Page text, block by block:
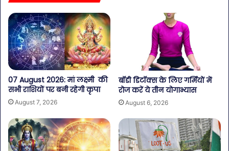
07 August 2026: मां लक्ष्मी की
सभी राशियों पर बनी रहेगी कृपा
August 7, 2026
बॉडी डिटॉक्स के लिए गर्मियों में
रोज करें ये तीन योगाभ्यास
August 6, 2026